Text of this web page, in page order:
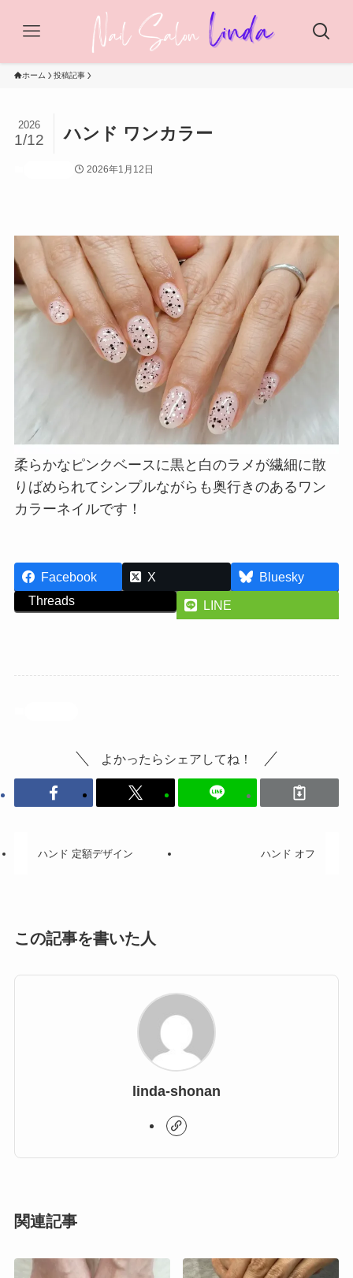
ホーム 投稿記事
ハンド ワンカラー
2026
1/12
2026年1月12日
柔らかなピンクベースに黒と白のラメが繊細に散
りばめられてシンプルながらも奥行きのあるワン
カラーネイルです！
Facebook X
Bluesky
Threads
LINE
よかったらシェアしてね！
ハンド 定額デザイン ハンド オフ
この記事を書いた人
linda-shonan
関連記事